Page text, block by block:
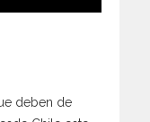
deben de